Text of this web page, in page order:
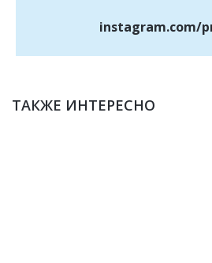
instagram.com/
ТАКЖЕ ИНТЕРЕСНО